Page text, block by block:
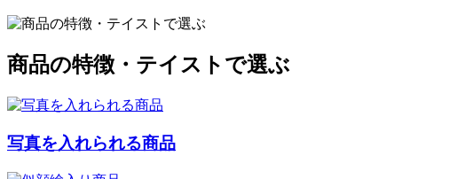
商品の特徴・テイストで選ぶ
写真を入れられる商品